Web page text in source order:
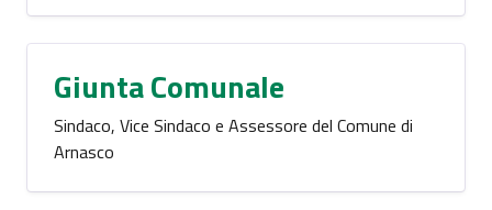
Giunta Comunale
Sindaco, Vice Sindaco e Assessore del Comune di
Arnasco